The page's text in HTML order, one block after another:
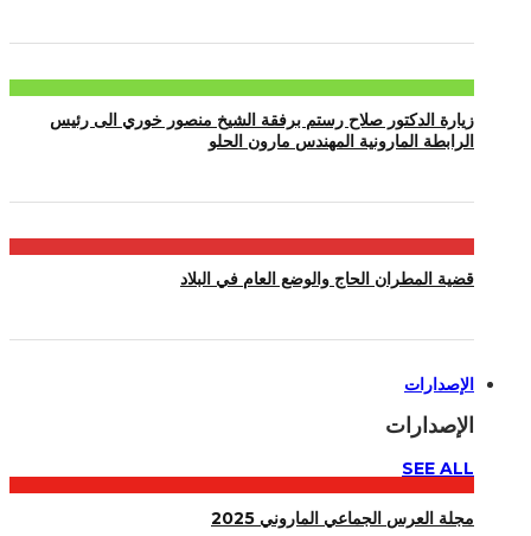
زيارة الدكتور صلاح رستم برفقة الشيخ منصور خوري الى رئيس
الرابطة المارونية المهندس مارون الحلو
قضية المطران الحاج والوضع العام في البلاد
الإصدارات
الإصدارات
SEE ALL
مجلة العرس الجماعي الماروني 2025